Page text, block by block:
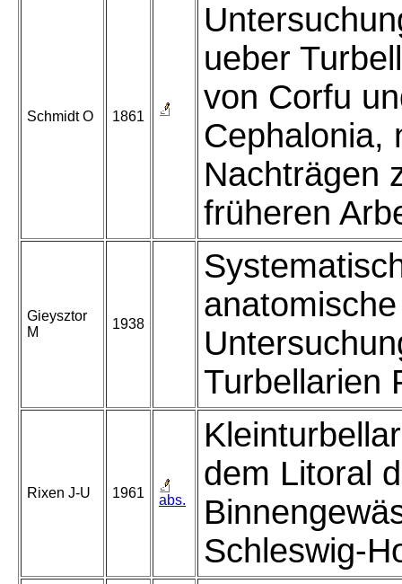
Schmidt O 1861
ueber
von Corfu
Cephalonia,
Nachträgen
früheren
Gieysztor
M
1938
anatomische
Turbellarien
Rixen J-U 1961 abs.
dem Litoral
Schleswig-